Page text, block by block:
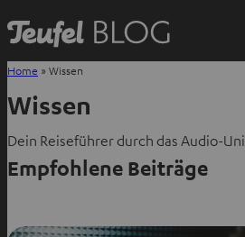
Home »Wissen
Wissen
Dein Reiseführer durch das Audio-
Empfohlene Beiträge